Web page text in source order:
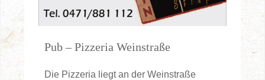
Pub – Pizzeria Weinstraße
Die Pizzeria liegt an der Weinstraße